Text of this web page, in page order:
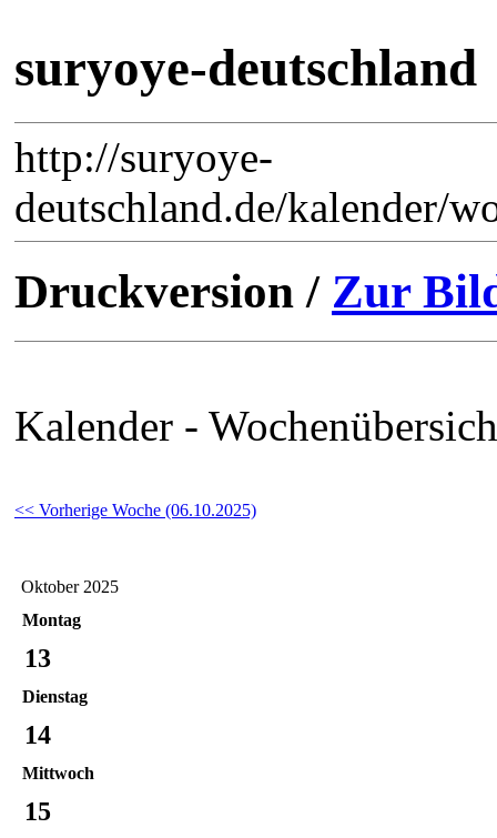
suryoye-deutschland
http://suryoye-
deutschland.de/kalender/
Druckversion / Zur
Kalender -
<< Vorherige Woche (06.10.2025)
Oktober 2025
Montag
13
Dienstag
14
Mittwoch
15